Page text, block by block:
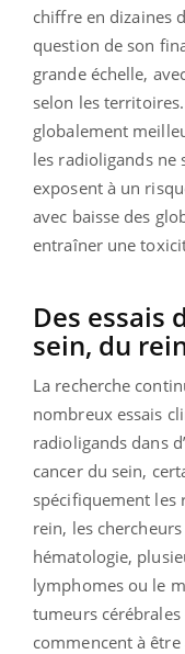
chiffre en dizaines
question de son
grande échelle,
selon les
globalement
les radioligands ne
exposent à un
avec baisse des
entraîner une
Des essais
sein, du
La recherche
nombreux essais
radioligands dans
cancer du sein,
spécifiquement les
rein, les
hématologie,
lymphomes ou le
tumeurs
commencent à être